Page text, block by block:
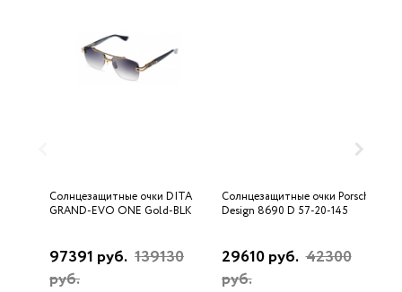
Солнцезащитные очки DITA
GRAND-EVO ONE Gold-BLK
97391 руб. 139130
руб.
Солнцезащитные очки Porsche
Design 8690 D 57-20-145
29610 руб. 42300
руб.